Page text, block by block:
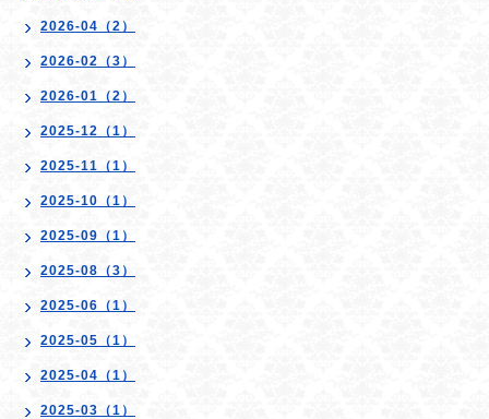
2026-04（2）
2026-02（3）
2026-01（2）
2025-12（1）
2025-11（1）
2025-10（1）
2025-09（1）
2025-08（3）
2025-06（1）
2025-05（1）
2025-04（1）
2025-03（1）